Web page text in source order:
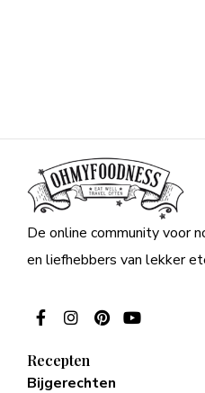
De online community voor
en liefhebbers van lekker
Recepten
Bijgerechten